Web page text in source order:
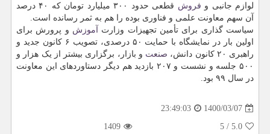
لوازم جانبی و فروش
قطعی حدود ۳۰۰ میلیارد تومان که ۴۰ درصد
آن سهم معاونت علمی و فناوری بوده را هم به ثمر رسانده است.
سیاست گذاری برای تأمین تجهیزات وزارت آموزش و پرورش برای
اولین بار در نمایشگاه با حمایت ۵۰ درصدی، تصویب ۶ کانون جدید و
راهبری ۲۰ کانون دانش،
صنعت و بازار، برگزاری بیشتر از یک هزار و
۵۰۰ جلسه و نشست و ۲۰۷ بازدید هم دیگر دستاوردهای این معاونت
در سال ۹۹ بود.
1400/03/07
23:49:03
5.0
/
5
1409